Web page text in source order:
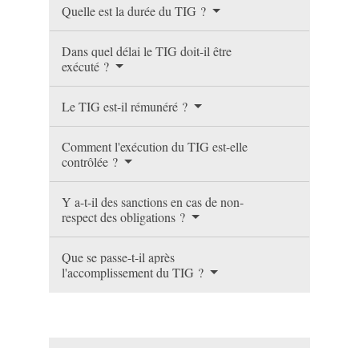
Quelle est la durée du TIG ?
Dans quel délai le TIG doit-il être
exécuté ?
Le TIG est-il rémunéré ?
Comment l'exécution du TIG est-elle
contrôlée ?
Y a-t-il des sanctions en cas de non-
respect des obligations ?
Que se passe-t-il après
l'accomplissement du TIG ?